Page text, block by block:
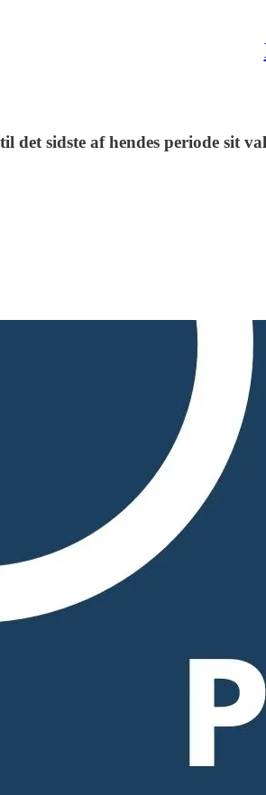
det sidste af hendes periode sit